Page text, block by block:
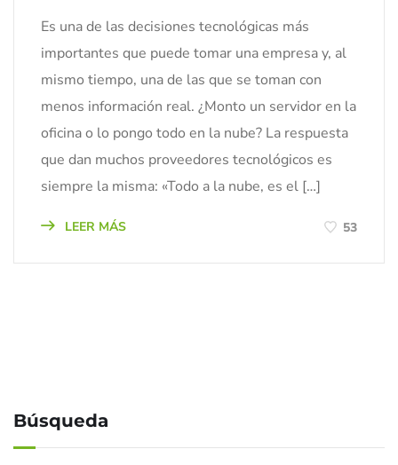
Es una de las decisiones tecnológicas más
importantes que puede tomar una empresa y, al
mismo tiempo, una de las que se toman con
menos información real. ¿Monto un servidor en la
oficina o lo pongo todo en la nube? La respuesta
que dan muchos proveedores tecnológicos es
siempre la misma: «Todo a la nube, es el […]
LEER MÁS 53
Búsqueda